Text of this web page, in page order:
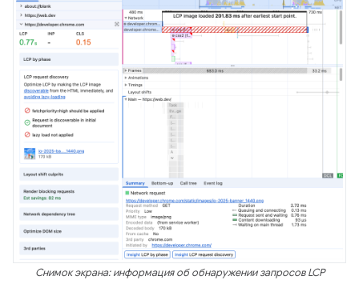
Снимок экрана: информация об обнаружении запросов LCP